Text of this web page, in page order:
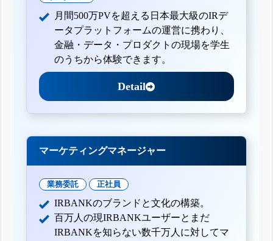
月間500万PVを超える日本最大級のIRデ
ータプラットフォームの運営に携わり、
金融・データ・プロダクトの現場を学生
のうちから体験できます。
Detail
マーケティングマネージャー
業務委託 正社員
IRBANKのブランドと文化の構築。
百万人の現IRBANKユーザーとまだ
IRBANKを知らない数千万人に対してマ